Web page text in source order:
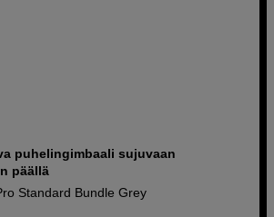
puhelingimbaali sujuvaan
päällä
Standard Bundle Grey